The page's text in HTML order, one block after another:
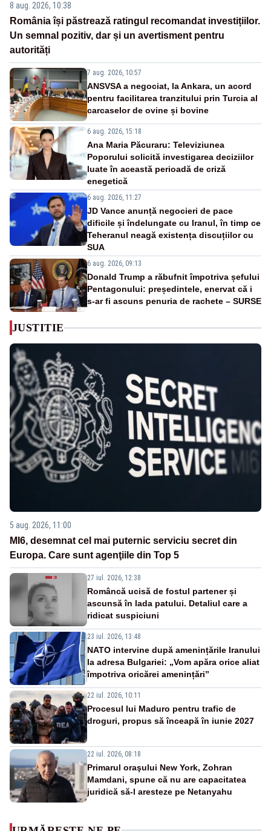
8 aug. 2026, 10:38
România își păstrează ratingul recomandat investițiilor.
Un semnal pozitiv, dar și un avertisment pentru
autorități
7 aug. 2026, 10:57
ANSVSA a negociat, la Ankara, un acord
pentru facilitarea tranzitului prin Turcia al
carcaselor de ovine și bovine
6 aug. 2026, 15:18
Ana Maria Păcuraru: Televiziunea
Poporului solicită investigarea deciziilor
luate în această perioadă de criză
enegetică
6 aug. 2026, 11:27
JD Vance anunță negocieri de pace
dificile și îndelungate cu Iranul, în timp ce
Teheranul neagă existența discuțiilor cu
SUA
6 aug. 2026, 09:13
Donald Trump a răbufnit împotriva șefului
Pentagonului: președintele, enervat că i
s-ar fi ascuns penuria de rachete – SURSE
JUSTITIE
5 aug. 2026, 11:00
MI6, desemnat cel mai puternic serviciu secret din
Europa. Care sunt agenţiile din Top 5
27 iul. 2026, 12:38
Româncă ucisă de fostul partener și
ascunsă în lada patului. Detaliul care a
ridicat suspiciuni
23 iul. 2026, 13:48
NATO intervine după amenințările Iranului
la adresa Bulgariei: „Vom apăra orice aliat
împotriva oricărei amenințări”
22 iul. 2026, 10:11
Procesul lui Maduro pentru trafic de
droguri, propus să înceapă în iunie 2027
22 iul. 2026, 08:18
Primarul oraşului New York, Zohran
Mamdani, spune că nu are capacitatea
juridică să-l aresteze pe Netanyahu